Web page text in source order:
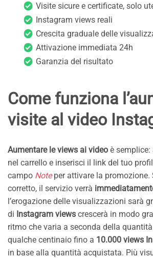
Visite sicure e certificate, solo
Instagram views reali
Crescita graduale delle
Attivazione immediata 24h
Garanzia del risultato
Come funziona
visite al video
Aumentare le views ai video è
nel carrello e inserisci il link del tuo
campo Noteper attivare la promozione.
corretto, il servizio verrà
l’erogazione delle visualizzazioni sarà
di Instagram views crescerà in modo
ritmo che varia a seconda della
qualche centinaio fino a 10.000 views
in base alla quantità acquistata. Più